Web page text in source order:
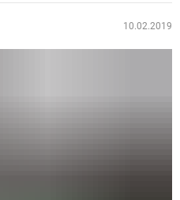
10.02.2019